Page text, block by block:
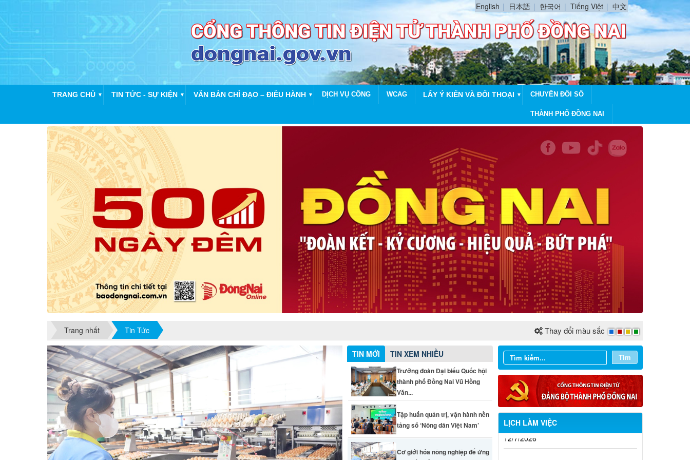
English 日本語 한국어 Tiếng Việt 中文
TRANG CHỦ ▼ TIN TỨC - SỰ KIỆN ▼ VĂN BẢN CHỈ ĐẠO – ĐIỀU HÀNH ▼ DỊCH VỤ CÔNG WCAG LẤY Ý KIẾN VÀ ĐỐI THOẠI ▼ CHUYỂN ĐỔI SỐ
THÀNH PHỐ ĐỒNG NAI
Trang nhất Tin Tức Thay đổi màu sắc
Tìm
LỊCH LÀM VIỆC
Từ ngày 03/8/2026 đến ngày
TIN MỚI TIN XEM NHIỀU
Trưởng đoàn Đại biểu Quốc hội
thành phố Đồng Nai Vũ Hồng
Văn...
Tập huấn quản trị, vận hành nền
tảng số ‘Nông dân Việt Nam’
Cơ giới hóa nông nghiệp để ứng